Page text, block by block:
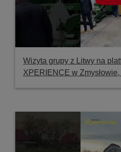
Wizyta grupy z Litwy na
XPERIENCE w